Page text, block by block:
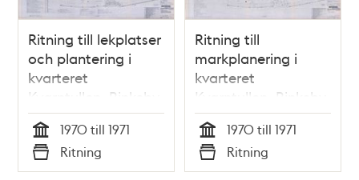
Ritning till lekplatser
och plantering i
kvarteret
Kvarntullen, Rinkeby
Tid
1970 till 1971
Typ
Ritning
Ritning till
markplanering i
kvarteret
Kvarntullen, Rinkeby
Tid
1970 till 1971
Typ
Ritning